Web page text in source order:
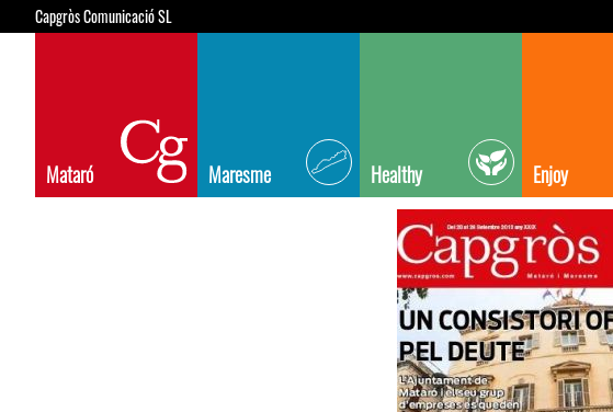
Capgròs Comunicació SL
Mataró Maresme Healthy Enjoy